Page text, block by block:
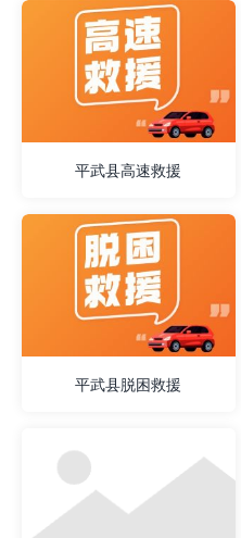
平武县高速救援
平武县脱困救援